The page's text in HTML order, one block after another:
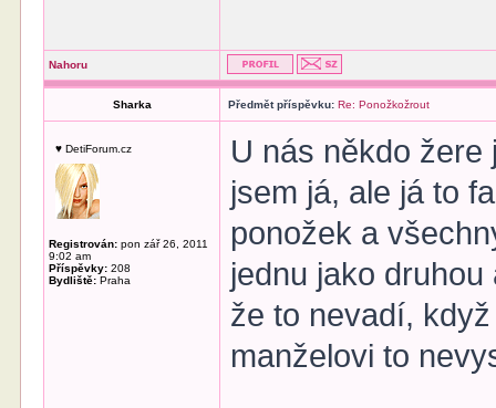
Nahoru
Sharka Předmět příspěvku: Re: Ponožkožrout
♥ DetiForum.cz
Registrován: pon zář 26, 2011
9:02 am
Příspěvky: 208
Bydliště: Praha
U nás někdo žere
jsem já, ale já to
ponožek a
jednu jako
že to nevadí,
manželovi to